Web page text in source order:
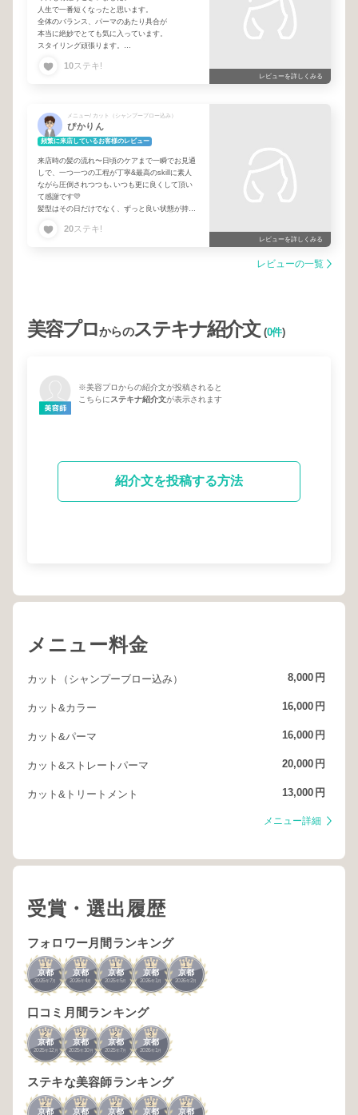
人生で一番短くなったと思います。
全体のバランス、パーマのあたり具合が
本当に絶妙でとても気に入っています。
スタイリング頑張ります。
お土産話楽しみにしています。
10ステキ!
レビューを詳しくみる
メニュー/ カット（シャンプーブロー込み）
ぴかりん
頻繁に来店しているお客様のレビュー
来店時の髪の流れ〜日頃のケアまで一瞬でお見通
しで、一つ一つの工程が丁寧&最高のskillに素人
ながら圧倒されつつも､いつも更に良くして頂い
て感謝です💛
髪型はその日だけでなく、ずっと良い状態が持続
また会話やInstagramの投稿、行動力等からも沢
20ステキ!
レビューを詳しくみる
レビューの一覧
美容プロからのステキナ紹介文(0件)
※美容プロからの紹介文が投稿されると
こちらにステキナ紹介文が表示されます
紹介文を投稿する方法
メニュー料金
カット（シャンプーブロー込み） 8,000 円
カット&カラー 16,000 円
カット&パーマ 16,000 円
カット&ストレートパーマ 20,000 円
カット&トリートメント 13,000 円
メニュー詳細
受賞・選出履歴
フォロワー月間ランキング
1
京都
2025年 7
1
京都
2026年 4月
1
京都
2025年 5月
1
京都
2026年 1
1
京都
2026年 2月
口コミ月間ランキング
2
京都
2025年 12月
2
京都
2025年 10
2
京都
2025年 7
3
京都
2026年 1
ステキな美容師ランキング
2
京都
2
京都
2
京都
3
京都
2
京都